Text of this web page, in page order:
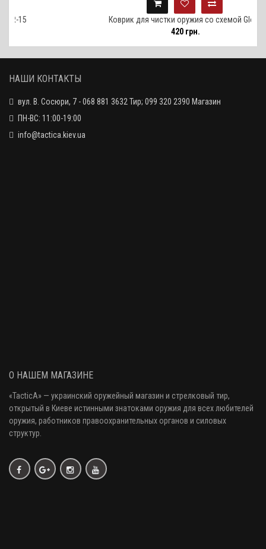
Коврик для чистки оружия со схемой Glock
420 грн.
НАШИ КОНТАКТЫ
вул. В. Сосюри, 7 - 068 881 3632 Тир; 099 320 2390 Магазин
ПН-ВС: 11:00-19:00
info@tactica.kiev.ua
О НАШЕМ МАГАЗИНЕ
«TacticA» — украинский оружейный магазин и стрелковый тир,
открытый в Киеве истинными знатоками оружия для всех любителей
оружия, работников правоохранительных органов и силовых
структур.